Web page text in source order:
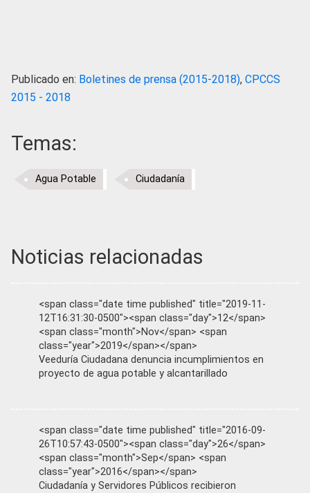
Publicado en: Boletines de prensa (2015-2018), CPCCS
2015 - 2018
Temas:
Agua Potable Ciudadanía
Noticias relacionadas
<span class="date time published" title="2019-11-
12T16:31:30-0500"><span class="day">12</span>
<span class="month">Nov</span> <span
class="year">2019</span></span>
Veeduría Ciudadana denuncia incumplimientos en
proyecto de agua potable y alcantarillado
<span class="date time published" title="2016-09-
26T10:57:43-0500"><span class="day">26</span>
<span class="month">Sep</span> <span
class="year">2016</span></span>
Ciudadanía y Servidores Públicos recibieron